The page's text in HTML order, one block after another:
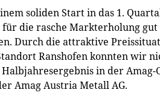
soliden Start in das 1.
die rasche Markterholung gut
Durch die attraktive
Ranshofen konnten wir
in der
Amag Austria Metall AG.